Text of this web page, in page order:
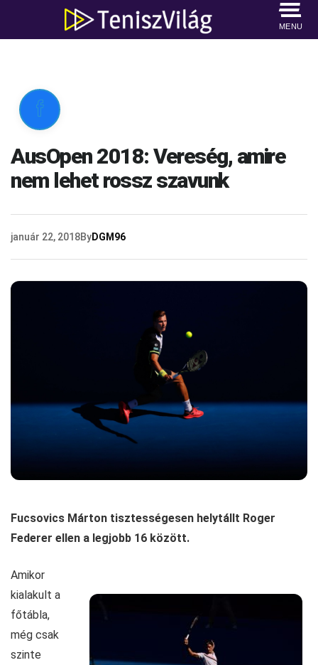
MENU

AusOpen 2018: Vereség, amire
nem lehet rossz szavunk
január 22, 2018ByDGM96
Fucsovics Márton tisztességesen helytállt Roger
Federer ellen a legjobb 16 között.
Amikor
kialakult a
főtábla,
még csak
szinte